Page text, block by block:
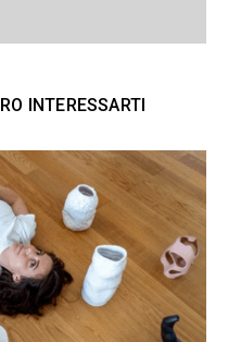
INTERESSARTI